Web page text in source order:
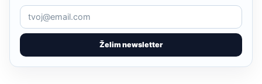
Želim newsletter